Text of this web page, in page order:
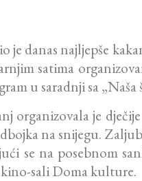
danas najljepše
satima
u saradnji sa
organizovala je
na snijegu.
se na posebnom
sali Doma kulture.